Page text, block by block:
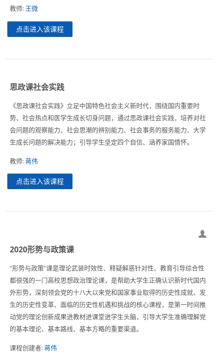
教师: 王微
点击进入该课程
思政课社会实践
《思政课社会实践》立足中国特色社会主义新时代，围绕国内重要时
势、社会热点和医学生成长切身问题，通过思政课社会实践，培养对社
会问题的观察能力、社会思潮的辨别能力、社会事务的服务能力、大学
生成长问题的解决能力；引导学生坚定四个自信、涵养家国情怀。
教师:蒋伟
点击进入该课程
2020形势与政策课
“形势与政策”课是理论武装时效性、释疑解惑针对性、教育引导综合性
都很强的一门高校思想政治理论课，是帮助大学生正确认识新时代国内
外形势，深刻领会党的十八大以来党和国家事业取得的历史性成就、发
生的历史性变革、面临的历史性机遇和挑战的核心课程，是第一时间推
动党的理论创新成果进教材进课堂进学生头脑，引导大学生准确理解党
的基本理论、基本路线、基本方略的重要渠道。
课程创建者:蒋伟